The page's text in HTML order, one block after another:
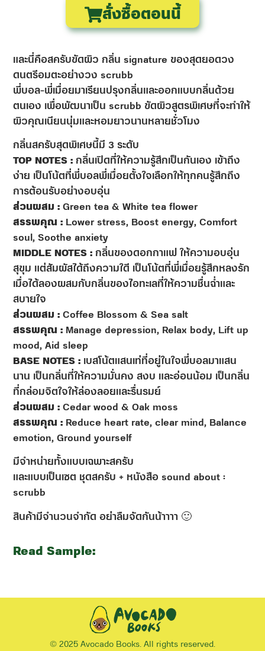
สั่งซื้อตอนนี้
และนี่คือสครับขัดผิว กลิ่น signature ของสุดยอดวง
ดนตรีอมตะอย่างวง scrubb
พี่บอล-พี่เมื่อยมาเรียนปรุงกลิ่นและออกแบบกลิ่นด้วย
ตนเอง เพื่อพัฒนาเป็น scrubb ขัดผิวสูตรพิเศษที่จะทำให้
ผิวคุณเนียนนุ่มและหอมยาวนานหลายชั่วโมง
กลิ่นสครับสุดพิเศษนี้มี 3 ระดับ
TOP NOTES :กลิ่นเปิดที่ให้ความรู้สึกเป็นกันเอง เข้าถึง
ง่าย เป็นโน้ตที่พี่บอลพี่เมื่อยตั้งใจเลือกให้ทุกคนรู้สึกถึง
การต้อนรับอย่างอบอุ่น
ส่วนผสม :Green tea & White tea flower
สรรพคุณ :Lower stress, Boost energy, Comfort
soul, Soothe anxiety
MIDDLE NOTES :กลิ่นของดอกกาแฟ ให้ความอบอุ่น
สุขุม แต่สัมผัสได้ถึงความใดี เป็นโน้ตที่พี่เมื่อยรู้สึกหลงรัก
เมื่อได้ลองผสมกับกลิ่นของไอทะเลที่ให้ความชื่นฉ่ำและ
สบายใจ
ส่วนผสม :Coffee Blossom & Sea salt
สรรพคุณ :Manage depression, Relax body, Lift up
mood, Aid sleep
BASE NOTES :เบสโน้ตแสนเท่ที่อยู่ในใจพี่บอลมาแสน
นาน เป็นกลิ่นที่ให้ความมั่นคง สงบ และอ่อนน้อม เป็นกลิ่น
ที่กล่อมจิตใจให้ล่องลอยและรื่นรมย์
ส่วนผสม :Cedar wood & Oak moss
สรรพคุณ :Reduce heart rate, clear mind, Balance
emotion, Ground yourself
มีจำหน่ายทั้งแบบเฉพาะสครับ
และแบบเป็นเซต ชุดสครับ + หนังสือ sound about :
scrubb
สินค้ามีจำนวนจำกัด อย่าลืมจัดกันน้าาาา 🙂
Read Sample:
© 2025 Avocado Books. All rights reserved.